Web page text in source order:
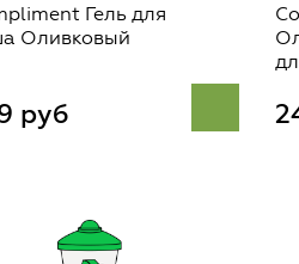
Гель для
Оливковый
руб